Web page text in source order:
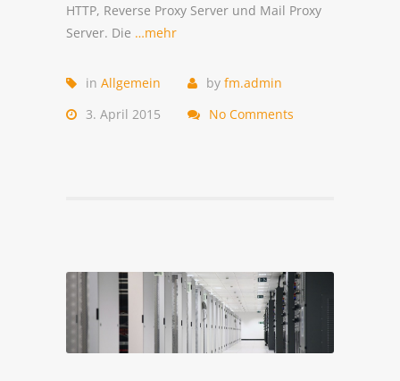
HTTP, Reverse Proxy Server und Mail Proxy
Server. Die …mehr
in Allgemein by fm.admin
3. April 2015
No Comments